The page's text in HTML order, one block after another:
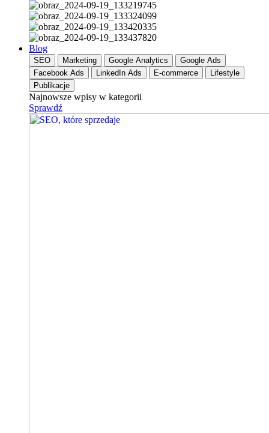
Blog
SEO Marketing Google Analytics
Google Ads
Facebook Ads
LinkedIn Ads E-commerce
Lifestyle
Publikacje
Najnowsze wpisy w kategorii
Sprawdź